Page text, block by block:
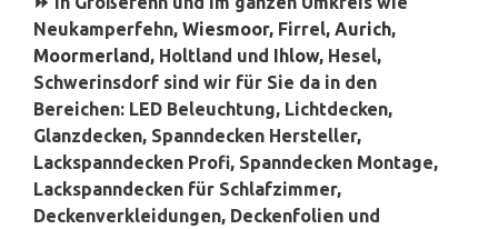
Neukamperfehn, Wiesmoor, Firrel, Aurich,
Moormerland, Holtland und Ihlow, Hesel,
Schwerinsdorf sind wir für Sie da in den
Bereichen: LED Beleuchtung, Lichtdecken,
Glanzdecken, Spanndecken Hersteller,
Lackspanndecken Profi, Spanndecken Montage,
Lackspanndecken für Schlafzimmer,
Deckenverkleidungen, Deckenfolien und